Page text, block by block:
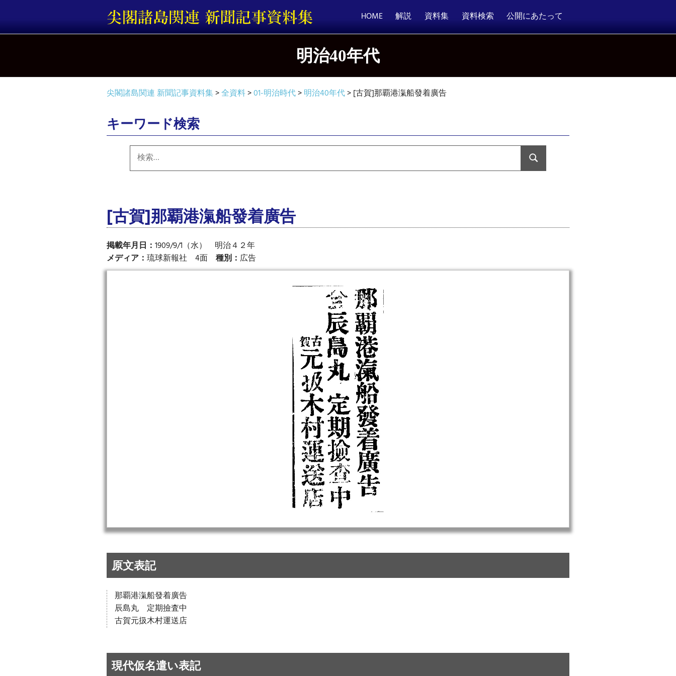
テ
ス
HOME 解説 資料集 資料検索 公開にあたって
明治40年代
尖閣諸島関連 新聞記事資料集>全資料>01-明治時代>明治40年代>[古賀]那覇港滊船發着廣告
キーワード検索
索:
検
索
[古賀]那覇港滊船發着廣告
掲載年月日： 1909/9/1（水） 明治４２年
メディア： 琉球新報社 4面 種別： 広告
原文表記
那覇港滊船發着廣告
辰島丸 定期撿査中
古賀元扱木村運送店
現代仮名遣い表記